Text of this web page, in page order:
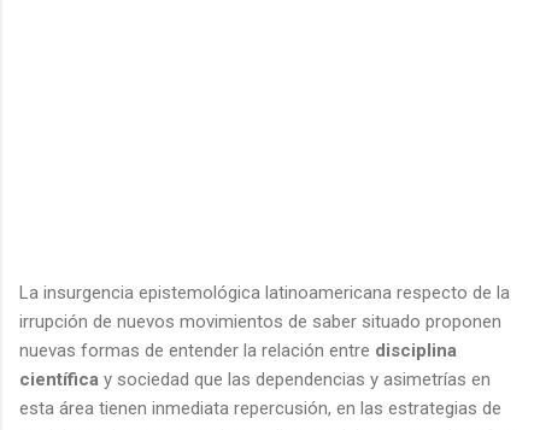
La insurgencia epistemológica latinoamericana respecto de la
irrupción de nuevos movimientos de saber situado proponen
nuevas formas de entender la relación entre disciplina
científica y sociedad que las dependencias y asimetrías en
esta área tienen inmediata repercusión, en las estrategias de